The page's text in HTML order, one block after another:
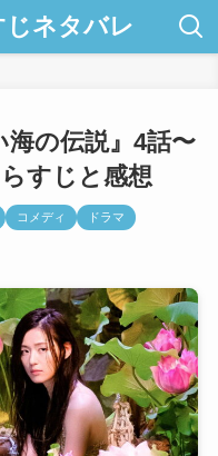
ネタバレ
の伝説』4話〜
すじと感想
コメディ ドラマ